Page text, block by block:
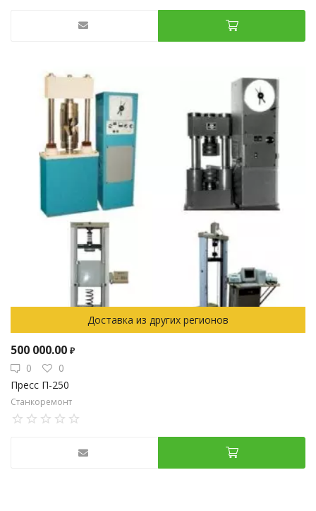
Доставка из других регионов
500 000.00 ₽
0
0
Пресс П-250
Станкоремонт